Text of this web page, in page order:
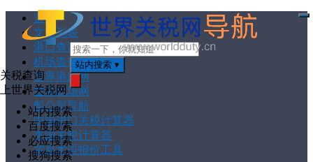
首页
文章列表
港口查询
机场查询
世界港口网
世界机场网
船公司导航
中国进口关税计算器
美国关税计算器
贸易术语报价工具
关税查询
上世界关税网
站内搜索 ▾
站内搜索
百度搜索
必应搜索
搜狗搜索
搜
索
打